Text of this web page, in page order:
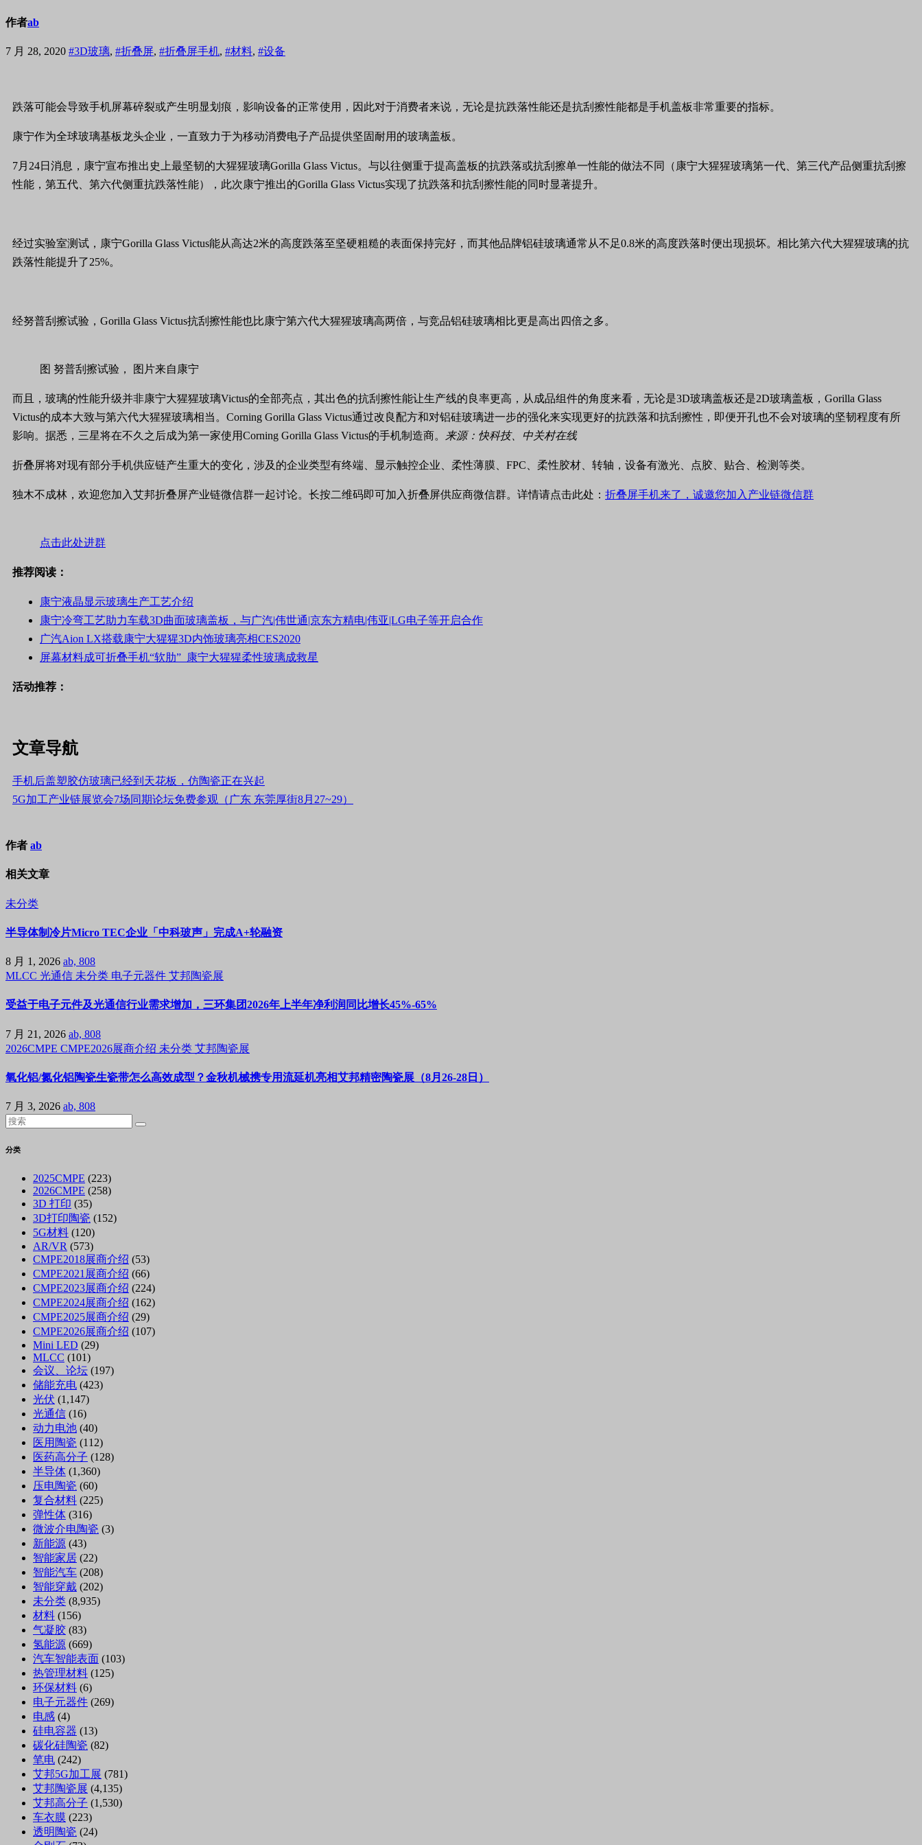
作者ab
7 月 28, 2020 #3D玻璃, #折叠屏, #折叠屏手机, #材料, #设备
跌落可能会导致手机屏幕碎裂或产生明显划痕，影响设备的正常使用，因此对于消费者来说，无论是抗跌落性能还是抗刮擦性能都是手机盖板非常重要的指标。
康宁作为全球玻璃基板龙头企业，一直致力于为移动消费电子产品提供坚固耐用的玻璃盖板。
7月24日消息，康宁宣布推出史上最坚韧的大猩猩玻璃Gorilla Glass Victus。与以往侧重于提高盖板的抗跌落或抗刮擦单一性能的做法不同（康宁大猩猩玻璃第一代、第三代产品侧重抗刮擦
性能，第五代、第六代侧重抗跌落性能），此次康宁推出的Gorilla Glass Victus实现了抗跌落和抗刮擦性能的同时显著提升。
经过实验室测试，康宁Gorilla Glass Victus能从高达2米的高度跌落至坚硬粗糙的表面保持完好，而其他品牌铝硅玻璃通常从不足0.8米的高度跌落时便出现损坏。相比第六代大猩猩玻璃的抗
跌落性能提升了25%。
经努普刮擦试验，Gorilla Glass Victus抗刮擦性能也比康宁第六代大猩猩玻璃高两倍，与竞品铝硅玻璃相比更是高出四倍之多。
图 努普刮擦试验， 图片来自康宁
而且，玻璃的性能升级并非康宁大猩猩玻璃Victus的全部亮点，其出色的抗刮擦性能让生产线的良率更高，从成品组件的角度来看，无论是3D玻璃盖板还是2D玻璃盖板，Gorilla Glass
Victus的成本大致与第六代大猩猩玻璃相当。Corning Gorilla Glass Victus通过改良配方和对铝硅玻璃进一步的强化来实现更好的抗跌落和抗刮擦性，即便开孔也不会对玻璃的坚韧程度有所
影响。据悉，三星将在不久之后成为第一家使用Corning Gorilla Glass Victus的手机制造商。
来源：快科技、中关村在线
折叠屏将对现有部分手机供应链产生重大的变化，涉及的企业类型有终端、显示触控企业、柔性薄膜、FPC、柔性胶材、转轴，设备有激光、点胶、贴合、检测等类。
独木不成林，欢迎您加入艾邦折叠屏产业链微信群一起讨论。长按二维码即可加入折叠屏供应商微信群。详情请点击此处： 折叠屏手机来了，诚邀您加入产业链微信群
点击此处进群
推荐阅读：
康宁液晶显示玻璃生产工艺介绍
康宁冷弯工艺助力车载3D曲面玻璃盖板，与广汽|伟世通|京东方精电|伟亚|LG电子等开启合作
广汽Aion LX搭载康宁大猩猩3D内饰玻璃亮相CES2020
屏幕材料成可折叠手机“软肋” 康宁大猩猩柔性玻璃成救星
活动推荐：
文章导航
手机后盖塑胶仿玻璃已经到天花板，仿陶瓷正在兴起
5G加工产业链展览会7场同期论坛免费参观（广东 东莞厚街8月27~29）
作者 ab
相关文章
未分类
半导体制冷片Micro TEC企业「中科玻声」完成A+轮融资
8 月 1, 2026 ab, 808
MLCC 光通信 未分类 电子元器件 艾邦陶瓷展
受益于电子元件及光通信行业需求增加，三环集团2026年上半年净利润同比增长45%-65%
7 月 21, 2026 ab, 808
2026CMPE CMPE2026展商介绍 未分类 艾邦陶瓷展
氧化铝/氮化铝陶瓷生瓷带怎么高效成型？金秋机械携专用流延机亮相艾邦精密陶瓷展（8月26-28日）
7 月 3, 2026 ab, 808
分类
2025CMPE (223)
2026CMPE (258)
3D 打印 (35)
3D打印陶瓷 (152)
5G材料 (120)
AR/VR (573)
CMPE2018展商介绍 (53)
CMPE2021展商介绍 (66)
CMPE2023展商介绍 (224)
CMPE2024展商介绍 (162)
CMPE2025展商介绍 (29)
CMPE2026展商介绍 (107)
Mini LED (29)
MLCC (101)
会议、论坛 (197)
储能充电 (423)
光伏 (1,147)
光通信 (16)
动力电池 (40)
医用陶瓷 (112)
医药高分子 (128)
半导体 (1,360)
压电陶瓷 (60)
复合材料 (225)
弹性体 (316)
微波介电陶瓷 (3)
新能源 (43)
智能家居 (22)
智能汽车 (208)
智能穿戴 (202)
未分类 (8,935)
材料 (156)
气凝胶 (83)
氢能源 (669)
汽车智能表面 (103)
热管理材料 (125)
环保材料 (6)
电子元器件 (269)
电感 (4)
硅电容器 (13)
碳化硅陶瓷 (82)
笔电 (242)
艾邦5G加工展 (781)
艾邦陶瓷展 (4,135)
艾邦高分子 (1,530)
车衣膜 (223)
透明陶瓷 (24)